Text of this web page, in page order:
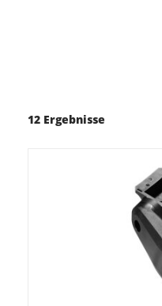
12 Ergebnisse